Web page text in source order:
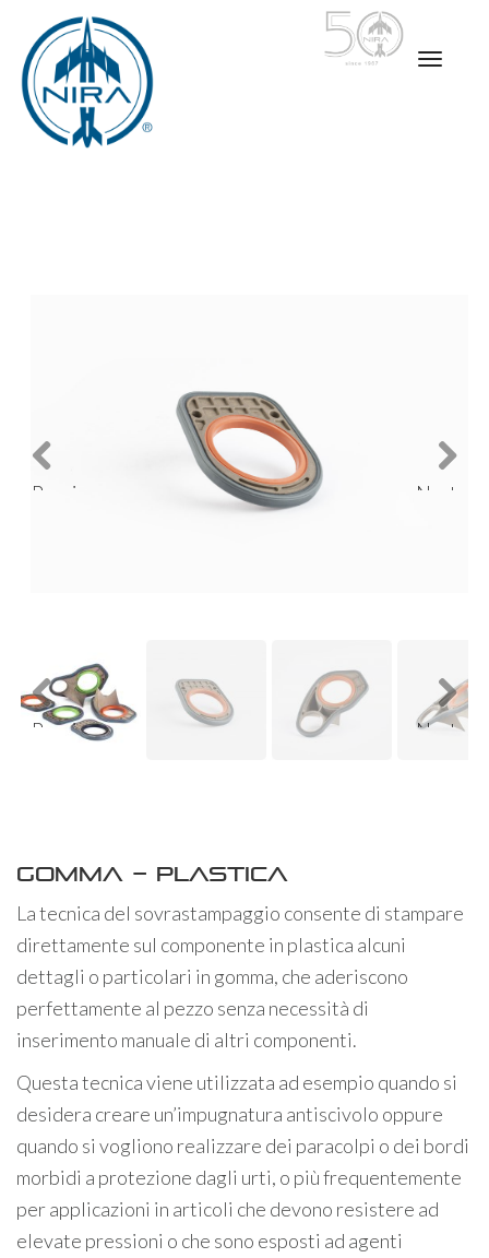
Previ
Next
Previ
Next
Gomma – Plastica
La tecnica del sovrastampaggio consente di stampare
direttamente sul componente in plastica alcuni
dettagli o particolari in gomma, che aderiscono
perfettamente al pezzo senza necessità di
inserimento manuale di altri componenti.
Questa tecnica viene utilizzata ad esempio quando si
desidera creare un’impugnatura antiscivolo oppure
quando si vogliono realizzare dei paracolpi o dei bordi
morbidi a protezione dagli urti, o più frequentemente
per applicazioni in articoli che devono resistere ad
elevate pressioni o che sono esposti ad agenti